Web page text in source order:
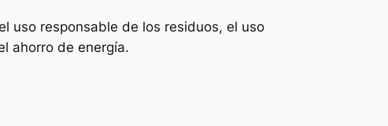
uso responsable de los residuos, el uso
ahorro de energía.